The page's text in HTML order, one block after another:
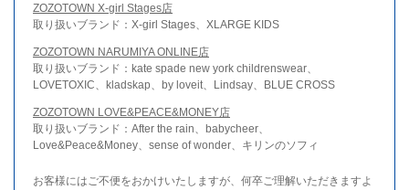
ZOZOTOWN X-girl Stages店
取り扱いブランド：X-girl Stages、XLARGE KIDS
ZOZOTOWN NARUMIYA ONLINE店
取り扱いブランド：kate spade new york childrenswear、
LOVETOXIC、kladskap、by loveit、Lindsay、BLUE CROSS
ZOZOTOWN LOVE&PEACE&MONEY店
取り扱いブランド：After the rain、babycheer、
Love&Peace&Money、sense of wonder、キリンのソフィ
お客様にはご不便をおかけいたしますが、何卒ご理解いただきますよ